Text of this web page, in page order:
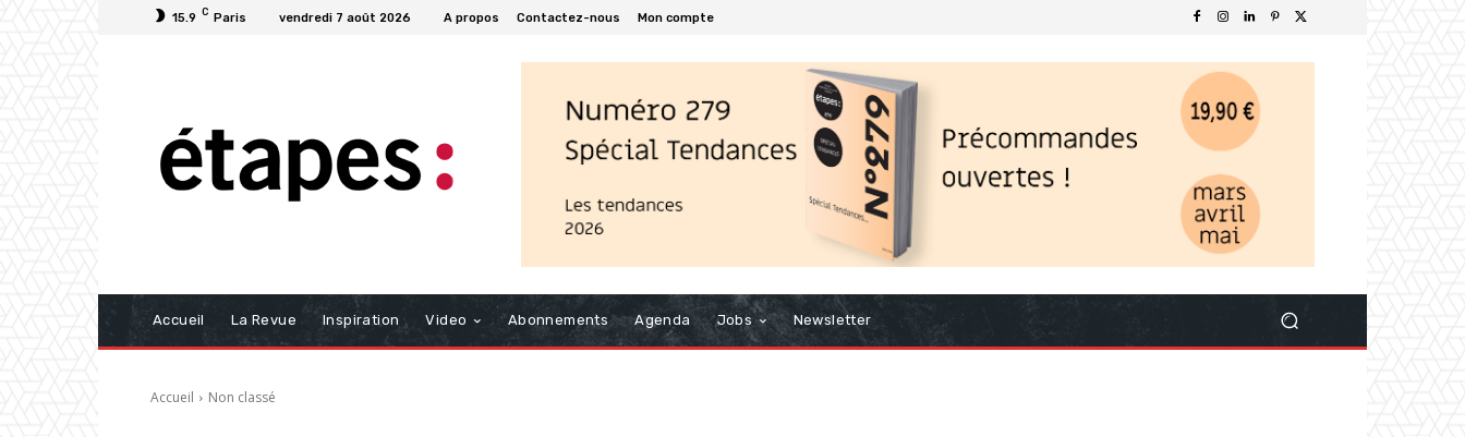
15.9 C Paris vendredi 7 août 2026 A propos Contactez-nous Mon compte
Accueil La Revue Inspiration Video Abonnements Agenda Jobs Newsletter
Accueil Non classé